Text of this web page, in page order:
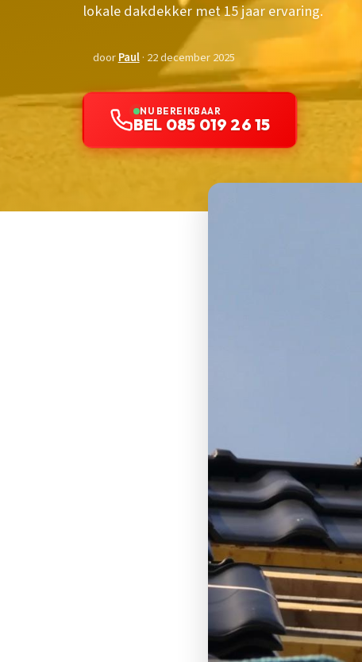
lokale dakdekker met 15 jaar ervaring.
doorPaul· 22 december 2025
NU BEREIKBAAR
BEL 085 019 26 15